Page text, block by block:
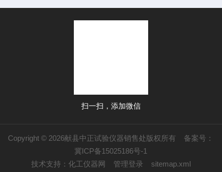
扫一扫，添加微信
Copyright © 2026献县中正试验仪器销售处版权所有 备案号：
冀ICP备15025186号-1
技术支持： 化工仪器网 管理登录 sitemap.xml